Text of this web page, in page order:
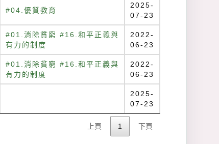
#04.優質教育
2025-
07-23
#01.消除貧窮 #16.和平正義與
有力的制度
2022-
06-23
#01.消除貧窮 #16.和平正義與
有力的制度
2022-
06-23
2025-
07-23
上頁 1 下頁